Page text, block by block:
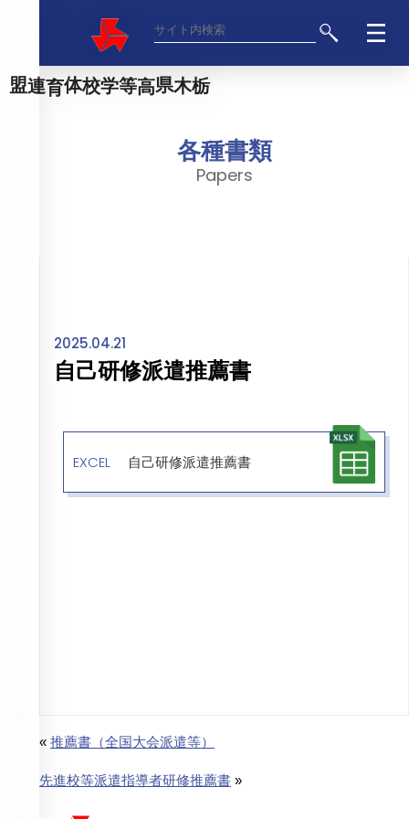
各種書類
Papers
2025.04.21
自己研修派遣推薦書
EXCEL 自己研修派遣推薦書
« 推薦書（全国大会派遣等）
先進校等派遣指導者研修推薦書 »